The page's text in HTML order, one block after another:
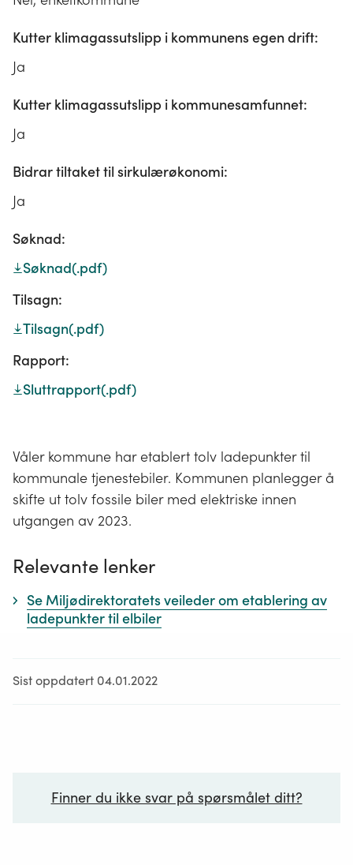
Kutter klimagassutslipp i kommunens egen drift:
Ja
Kutter klimagassutslipp i kommunesamfunnet:
Ja
Bidrar tiltaket til sirkulærøkonomi:
Ja
Søknad:
Søknad(.pdf)
Tilsagn:
Tilsagn(.pdf)
Rapport:
Sluttrapport(.pdf)
Våler kommune har etablert tolv ladepunkter til
kommunale tjenestebiler. Kommunen planlegger å
skifte ut tolv fossile biler med elektriske innen
utgangen av 2023.
Relevante lenker
Se Miljødirektoratets veileder om etablering av
ladepunkter til elbiler
Sist oppdatert 04.01.2022
Finner du ikke svar på spørsmålet ditt?